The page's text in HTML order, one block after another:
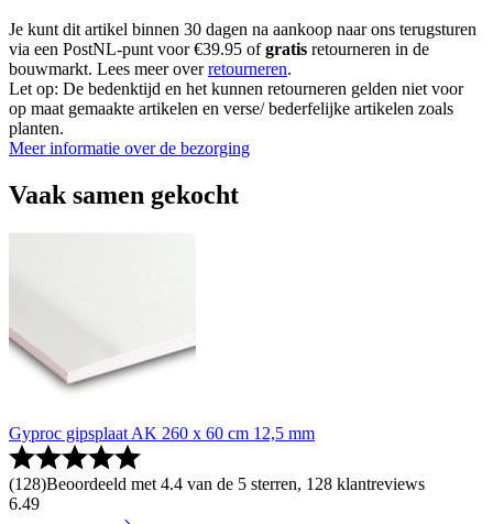
Je kunt dit artikel binnen 30 dagen na aankoop naar ons terugsturen
via een PostNL-punt voor €39.95 ofgratis retourneren in de
bouwmarkt. Lees meer overretourneren.
Let op: De bedenktijd en het kunnen retourneren gelden niet voor
op maat gemaakte artikelen en verse/ bederfelijke artikelen zoals
planten.
Meer informatie over de bezorging
Vaak samen gekocht
Gyproc gipsplaat AK 260 x 60 cm 12,5 mm
(128)Beoordeeld met 4.4 van de 5 sterren, 128 klantreviews
6.49